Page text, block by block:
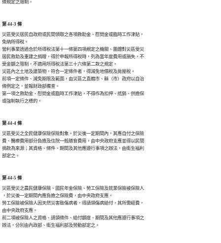
條規定之限制。
第 44-3 條
災區受災居民自政府或民間領取之各項救助金、慰問金或臨時工作津貼，
免納所得稅。
營利事業透過合於所得稅法第十一條第四項規定之機關、團體對災區受災
居民救助及重建之捐贈，得於申報所得稅時，列為當年度費用或損失，不
受金額之限制，不適用所得稅法第三十六條第二款之規定。
災區內之土地及建築物，符合一定條件者，得減免地價稅及房屋稅。
前項一定條件、減免期限及範圍，由災區之直轄市、縣（市）政府以自治
條例定之，並報財政部備查。
第一項之救助金、慰問金或臨時工作津貼，不得作為扣押、抵銷、供擔保
或強制執行之標的。
第 44-4 條
災區受災之全民健康保險保險對象，於災後一定期間內，其應自付之保險
費、醫療費用部分負擔及住院一般膳食費用，由中央政府支應並得以民間
捐款為來源；其資格、條件、期間及其他應遵行事項之辦法，由衛生福利
部定之。
第 44-5 條
災區受災之農民健康保險、國民年金保險、勞工保險及就業保險被保險人
，於災後一定期間內應負擔之保險費，由中央政府支應。
勞工保險被保險人因天然災害致傷病者，得請領傷病給付，其所需經費，
由中央政府支應。
前二項被保險人之資格、請領條件、給付額度、期間及其他應遵行事項之
辦法，分別由內政部、衛生福利部及勞動部定之。